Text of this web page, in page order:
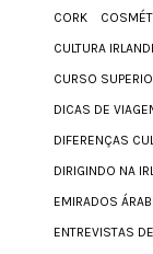
CORK
CULTURA
CURSO
DICAS DE
DIFERENÇAS
DIRIGINDO NA
EMIRADOS
ENTREVISTAS